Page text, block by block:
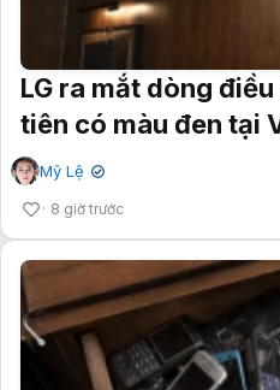
LG ra mắt dòng
tiên có màu đen tại
Mỹ Lệ ✔
8 giờ trước